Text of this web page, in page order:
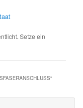
Setze ein
“